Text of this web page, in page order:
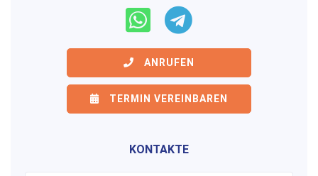
ANRUFEN
TERMIN VEREINBAREN
KONTAKTE